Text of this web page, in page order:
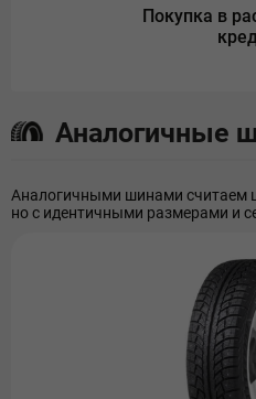
Покупка в
Аналогичные
Аналогичными шинами считаем
но с идентичными размерами и